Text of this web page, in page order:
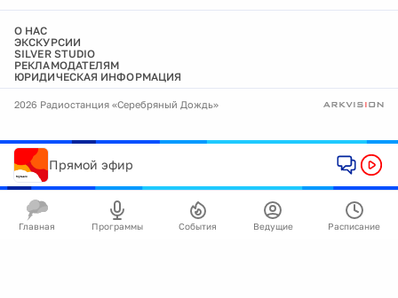
О НАС
ЭКСКУРСИИ
SILVER STUDIO
РЕКЛАМОДАТЕЛЯМ
ЮРИДИЧЕСКАЯ ИНФОРМАЦИЯ
2026 Радиостанция «Серебряный Дождь»
Прямой эфир
Главная Программы События Ведущие Расписание